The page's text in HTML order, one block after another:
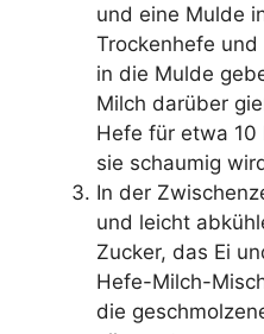
und eine Mulde
Trockenhefe
in die Mulde
Milch darüber
Hefe für etwa
sie schaumig
In der
und leicht
Zucker, das Ei
Hefe-Milch-
die